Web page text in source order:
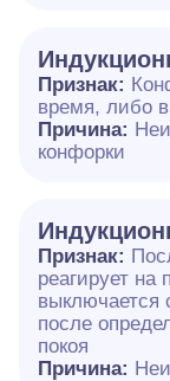
Признак:
время, либо
Причина:
конфорки
Признак:
реагирует на
выключается
после
покоя
Причина: